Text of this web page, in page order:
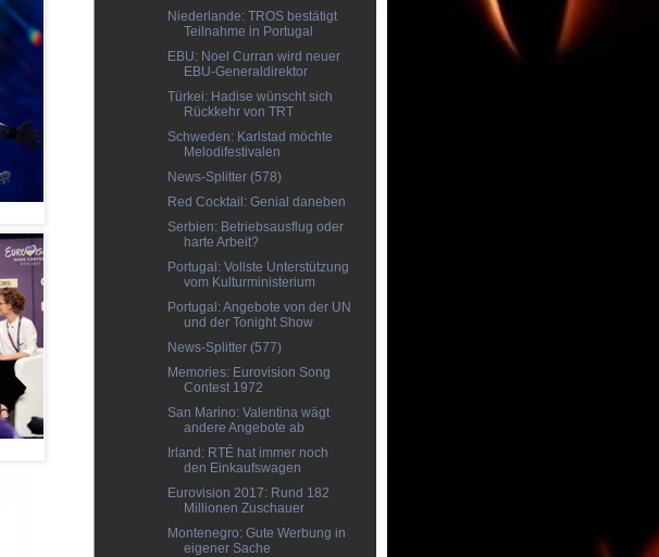
Niederlande: TROS bestätigt
Teilnahme in Portugal
EBU: Noel Curran wird neuer
EBU-Generaldirektor
Türkei: Hadise wünscht sich
Rückkehr von TRT
Schweden: Karlstad möchte
Melodifestivalen
News-Splitter (578)
Red Cocktail: Genial daneben
Serbien: Betriebsausflug oder
harte Arbeit?
Portugal: Vollste Unterstützung
vom Kulturministerium
Portugal: Angebote von der UN
und der Tonight Show
News-Splitter (577)
Memories: Eurovision Song
Contest 1972
San Marino: Valentina wägt
andere Angebote ab
Irland: RTÉ hat immer noch
den Einkaufswagen
Eurovision 2017: Rund 182
Millionen Zuschauer
Montenegro: Gute Werbung in
eigener Sache